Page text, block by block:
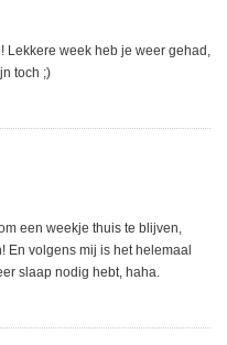
Lekkere week heb je weer gehad,
toch ;)
een weekje thuis te blijven,
En volgens mij is het helemaal
slaap nodig hebt, haha.